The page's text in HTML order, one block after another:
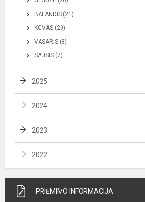
BALANDIS (21)
KOVAS (20)
VASARIS (8)
SAUSIS (7)
2025
2024
2023
2022
PRIĖMIMO INFORMACIJA